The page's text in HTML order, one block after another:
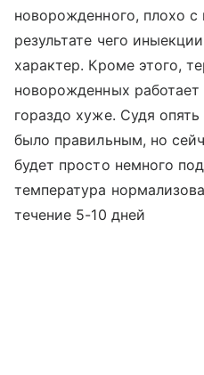
новорожденного, плохо с
результате чего
характер. Кроме этого,
новорожденных работает
гораздо хуже. Судя
было правильным, но
будет просто немного
температура
течение 5-10 дней